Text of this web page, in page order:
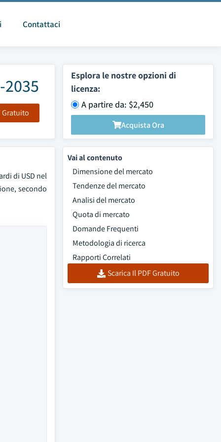
Contattaci
Gratuito
Esplora le nostre opzioni di
licenza:
A partire da: $2,450
Acquista Ora
di USD nel
secondo
Vai al contenuto
Dimensione del mercato
Tendenze del mercato
Analisi del mercato
Quota di mercato
Domande Frequenti
Metodologia di ricerca
Rapporti Correlati
Scarica Il PDF Gratuito